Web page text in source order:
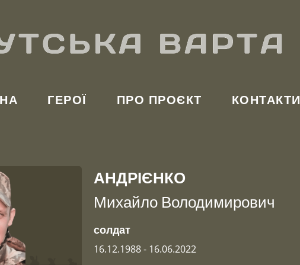
ГЕРОЇ ПРО ПРОЄКТ КОНТАКТИ
АНДРІЄНКО
Михайло Володимирович
солдат
16.12.1988 - 16.06.2022